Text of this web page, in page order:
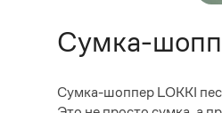
Сумка-
Сумка-шоппер LOKKI